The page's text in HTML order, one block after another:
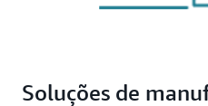
Soluções de